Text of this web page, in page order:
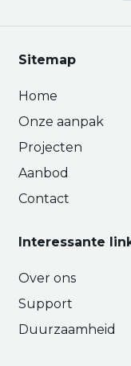
Sitemap
Home
Onze aanpak
Projecten
Aanbod
Contact
Interessante
Over ons
Support
Duurzaamheid